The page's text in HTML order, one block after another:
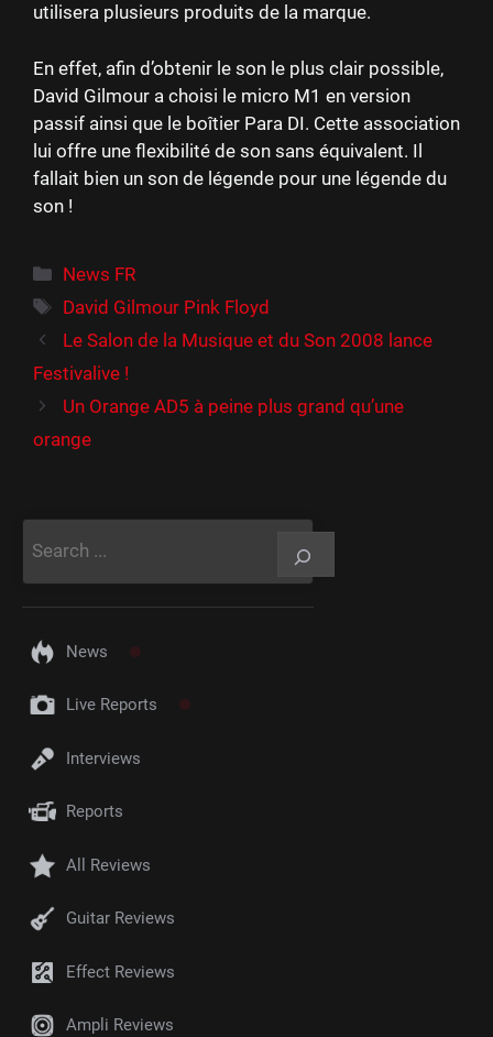
utilisera plusieurs produits de la marque.
En effet, afin d’obtenir le son le plus clair possible,
David Gilmour a choisi le micro M1 en version
passif ainsi que le boîtier Para DI. Cette association
lui offre une flexibilité de son sans équivalent. Il
fallait bien un son de légende pour une légende du
son !
Catégories
News FR
Étiquettes
David Gilmour Pink Floyd
Le Salon de la Musique et du Son 2008 lance
Festivalive !
Un Orange AD5 à peine plus grand qu’une
orange
News
Live Reports
Interviews
Reports
All Reviews
Guitar Reviews
Effect Reviews
Ampli Reviews